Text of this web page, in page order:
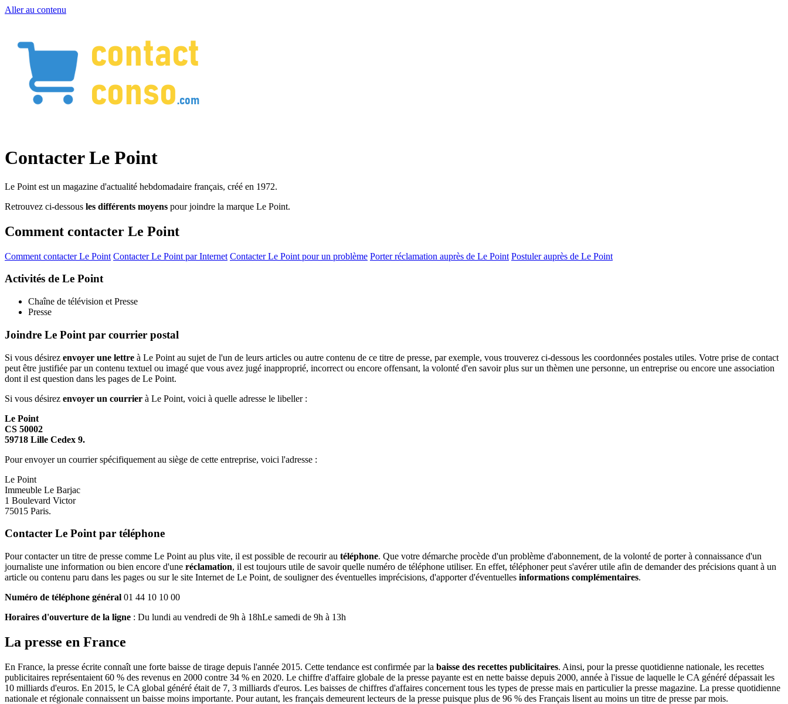
Aller au contenu
Contacter Le Point
Le Point est un magazine d'actualité hebdomadaire français, créé en 1972.
Retrouvez ci-dessous les différents moyens pour joindre la marque Le Point.
Comment contacter Le Point
Comment contacter Le Point Contacter Le Point par Internet Contacter Le Point pour un problème Porter réclamation auprès de Le Point Postuler auprès de Le Point
Activités de Le Point
Chaîne de télévision et Presse
Presse
Joindre Le Point par courrier postal
Si vous désirez envoyer une lettre à Le Point au sujet de l'un de leurs articles ou autre contenu de ce titre de presse, par exemple, vous trouverez ci-dessous les coordonnées postales utiles. Votre prise de contact
peut être justifiée par un contenu textuel ou imagé que vous avez jugé inapproprié, incorrect ou encore offensant, la volonté d'en savoir plus sur un thèmen une personne, un entreprise ou encore une association
dont il est question dans les pages de Le Point.
Si vous désirez envoyer un courrier à Le Point, voici à quelle adresse le libeller :
Le Point
CS 50002
59718 Lille Cedex 9.
Pour envoyer un courrier spécifiquement au siège de cette entreprise, voici l'adresse :
Le Point
Immeuble Le Barjac
1 Boulevard Victor
75015 Paris.
Contacter Le Point par téléphone
Pour contacter un titre de presse comme Le Point au plus vite, il est possible de recourir au téléphone. Que votre démarche procède d'un problème d'abonnement, de la volonté de porter à connaissance d'un
journaliste une information ou bien encore d'une réclamation, il est toujours utile de savoir quelle numéro de téléphone utiliser. En effet, téléphoner peut s'avérer utile afin de demander des précisions quant à un
article ou contenu paru dans les pages ou sur le site Internet de Le Point, de souligner des éventuelles imprécisions, d'apporter d'éventuelles informations complémentaires.
Numéro de téléphone général 01 44 10 10 00
Horaires d'ouverture de la ligne : Du lundi au vendredi de 9h à 18hLe samedi de 9h à 13h
La presse en France
En France, la presse écrite connaît une forte baisse de tirage depuis l'année 2015. Cette tendance est confirmée par la baisse des recettes publicitaires. Ainsi, pour la presse quotidienne nationale, les recettes
publicitaires représentaient 60 % des revenus en 2000 contre 34 % en 2020. Le chiffre d'affaire globale de la presse payante est en nette baisse depuis 2000, année à l'issue de laquelle le CA généré dépassait les
10 milliards d'euros. En 2015, le CA global généré était de 7, 3 milliards d'euros. Les baisses de chiffres d'affaires concernent tous les types de presse mais en particulier la presse magazine. La presse quotidienne
nationale et régionale connaissent un baisse moins importante. Pour autant, les français demeurent lecteurs de la presse puisque plus de 96 % des Français lisent au moins un titre de presse par mois.